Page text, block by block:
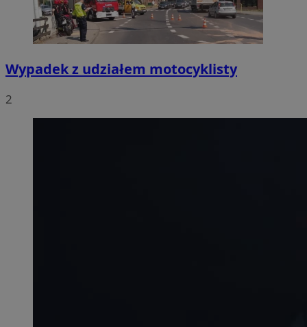
Wypadek z udziałem motocyklisty
2